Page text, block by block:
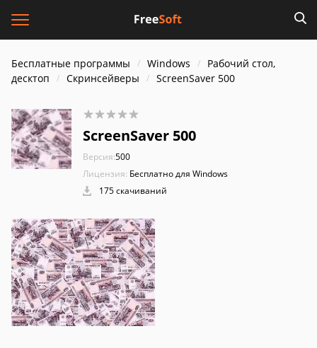
Бесплатные программы Windows
Рабочий стол,
десктоп
Скринсейверы ScreenSaver 500
ScreenSaver 500
Версия:500
Лицензия: Бесплатно для Windows
175 скачиваний